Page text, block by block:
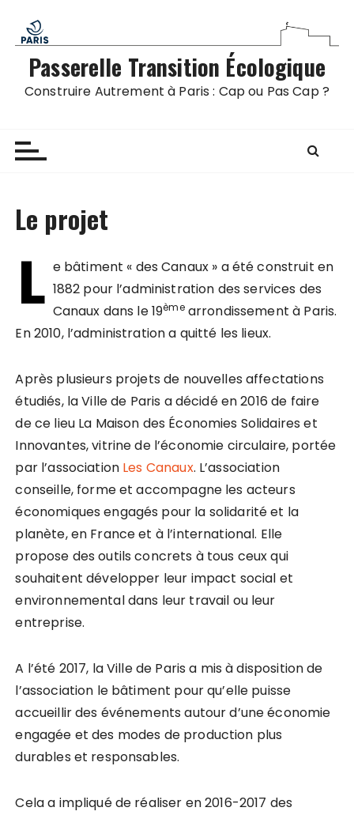
Passerelle Transition Écologique
Construire Autrement à Paris : Cap ou Pas Cap ?
Le projet
L e bâtiment « des Canaux » a été construit en
1882 pour l’administration des services des
Canaux dans le 19èmearrondissement à Paris.
En 2010, l’administration a quitté les lieux.
Après plusieurs projets de nouvelles affectations
étudiés, la Ville de Paris a décidé en 2016 de faire
de ce lieu La Maison des Économies Solidaires et
Innovantes, vitrine de l’économie circulaire, portée
par l’association Les Canaux. L’association
conseille, forme et accompagne les acteurs
économiques engagés pour la solidarité et la
planète, en France et à l’international. Elle
propose des outils concrets à tous ceux qui
souhaitent développer leur impact social et
environnemental dans leur travail ou leur
entreprise.
A l’été 2017, la Ville de Paris a mis à disposition de
l’association le bâtiment pour qu’elle puisse
accueillir des événements autour d’une économie
engagée et des modes de production plus
durables et responsables.
Cela a impliqué de réaliser en 2016-2017 des